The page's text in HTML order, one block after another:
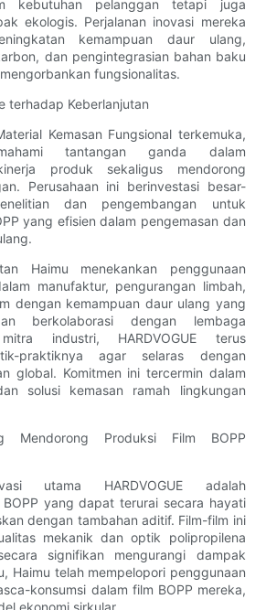
kebutuhan pelanggan tetapi juga
ekologis. Perjalanan inovasi mereka
kemampuan daur ulang,
dan pengintegrasian bahan baku
fungsionalitas.
terhadap Keberlanjutan
Kemasan Fungsional terkemuka,
tantangan ganda dalam
produk sekaligus mendorong
Perusahaan ini berinvestasi besar-
dan pengembangan untuk
yang efisien dalam pengemasan dan
Haimu menekankan penggunaan
manufaktur, pengurangan limbah,
dengan kemampuan daur ulang yang
berkolaborasi dengan lembaga
industri, HARDVOGUE terus
praktiknya agar selaras dengan
global. Komitmen ini tercermin dalam
solusi kemasan ramah lingkungan
Mendorong Produksi Film BOPP
utama HARDVOGUE adalah
yang dapat terurai secara hayati
dengan tambahan aditif. Film-film ini
mekanik dan optik polipropilena
signifikan mengurangi dampak
Haimu telah mempelopori penggunaan
konsumsi dalam film BOPP mereka,
ekonomi sirkular.